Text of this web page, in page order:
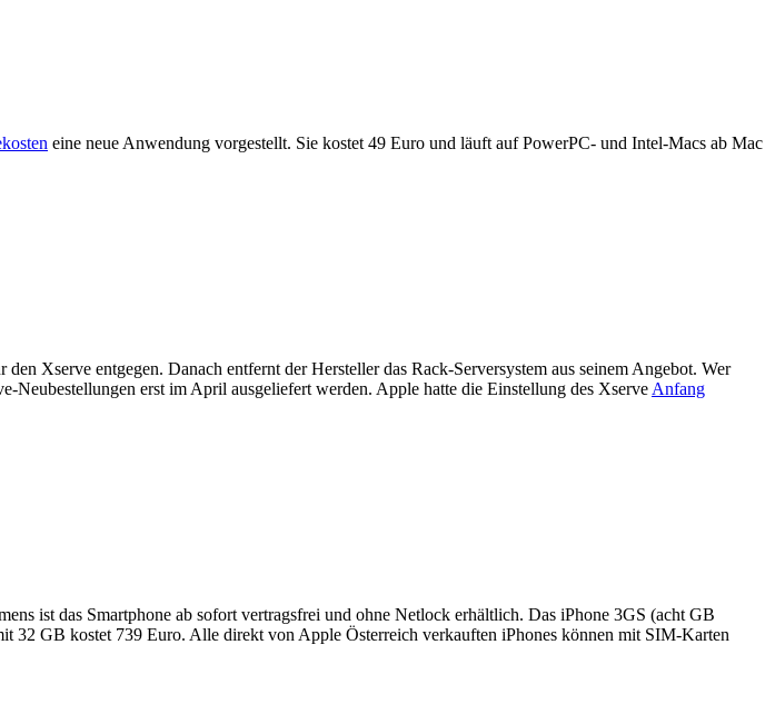
eine neue Anwendung vorgestellt. Sie kostet 49 Euro und läuft auf PowerPC- und Intel-Macs ab Mac
Xserve entgegen. Danach entfernt der Hersteller das Rack-Serversystem aus seinem Angebot. Wer
erst im April ausgeliefert werden. Apple hatte die Einstellung des Xserve Anfang
ist das Smartphone ab sofort vertragsfrei und ohne Netlock erhältlich. Das iPhone 3GS (acht GB
32 GB kostet 739 Euro. Alle direkt von Apple Österreich verkauften iPhones können mit SIM-Karten